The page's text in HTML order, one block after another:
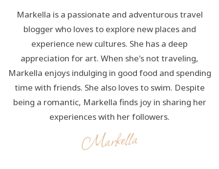
Markella is a passionate and adventurous travel
blogger who loves to explore new places and
experience new cultures. She has a deep
appreciation for art. When she's not traveling,
Markella enjoys indulging in good food and spending
time with friends. She also loves to swim. Despite
being a romantic, Markella finds joy in sharing her
experiences with her followers.